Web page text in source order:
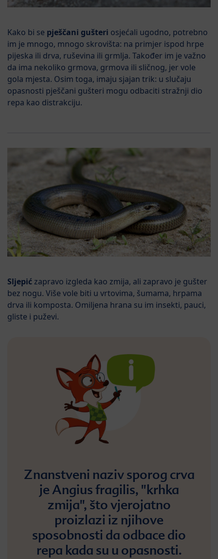
Kako bi se pješčani gušteri osjećali ugodno, potrebno
im je mnogo, mnogo skrovišta: na primjer ispod hrpe
pijeska ili drva, ruševina ili grmlja. Također im je važno
da ima nekoliko grmova, grmova ili sličnog, jer vole
gola mjesta. Osim toga, imaju sjajan trik: u slučaju
opasnosti pješčani gušteri mogu odbaciti stražnji dio
repa kao distrakciju.
Sljepićzapravo izgleda kao zmija, ali zapravo je gušter
bez nogu. Više vole biti u vrtovima, šumama, hrpama
drva ili komposta. Omiljena hrana su im insekti, pauci,
gliste i puževi.
Znanstveni naziv sporog crva
je Angius fragilis, "krhka
zmija", što vjerojatno
proizlazi iz njihove
sposobnosti da odbace dio
repa kada su u opasnosti.